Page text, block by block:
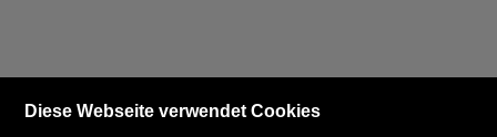
Diese Webseite verwendet Cookies